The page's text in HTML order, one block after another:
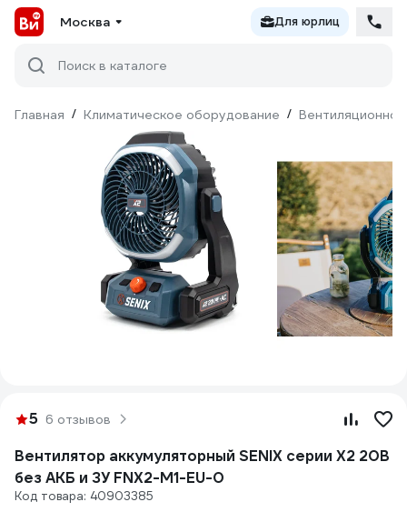
Москва Для юрлиц
Поиск в каталоге
Главная / Климатическое оборудование /
5 6 отзывов
Вентилятор аккумуляторный SENIX серии X2 20В
без АКБ и ЗУ FNX2-M1-EU-0
Код товара: 40903385